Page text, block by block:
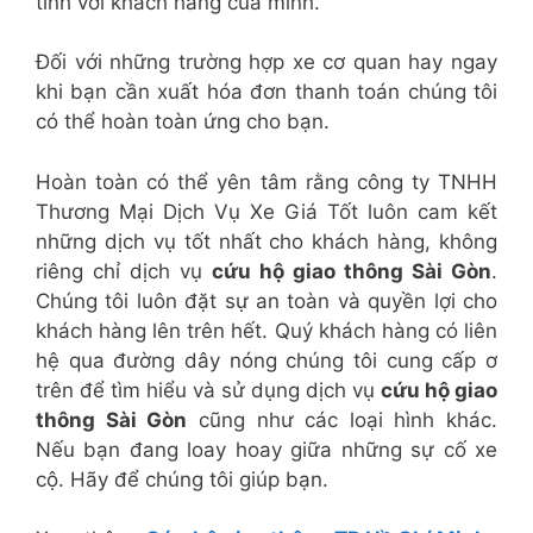
Đối với những trường hợp xe cơ quan hay ngay
khi bạn cần xuất hóa đơn thanh toán chúng tôi
có thể hoàn toàn ứng cho bạn.
Hoàn toàn có thể yên tâm rằng công ty TNHH
Thương Mại Dịch Vụ Xe Giá Tốt luôn cam kết
những dịch vụ tốt nhất cho khách hàng, không
riêng chỉ dịch vụ cứu hộ giao thông Sài Gòn.
Chúng tôi luôn đặt sự an toàn và quyền lợi cho
khách hàng lên trên hết. Quý khách hàng có liên
hệ qua đường dây nóng chúng tôi cung cấp ơ
trên để tìm hiểu và sử dụng dịch vụ cứu hộ giao
thông Sài Gòn cũng như các loại hình khác.
Nếu bạn đang loay hoay giữa những sự cố xe
cộ. Hãy để chúng tôi giúp bạn.